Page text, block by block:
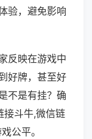
验，避免影响
反映在游戏中
好牌，甚至好
不是有挂？确
接斗牛,微信链
公平。